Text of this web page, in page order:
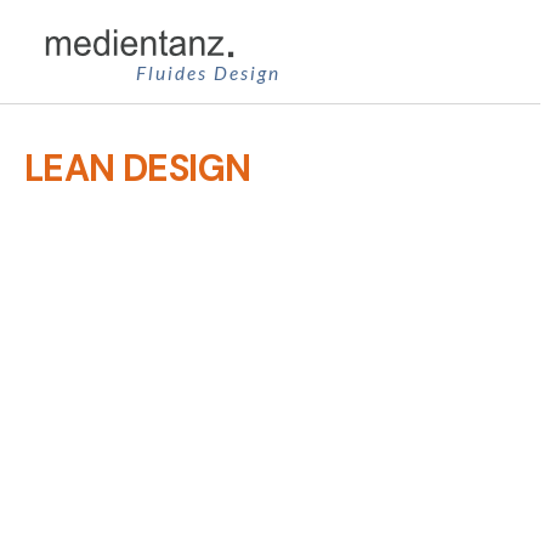
Inhalt
springen
Fluides Design
LEAN DESIGN